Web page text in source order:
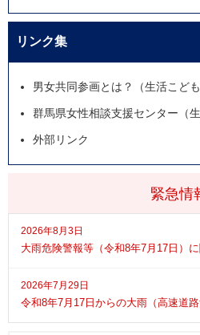
緊急情
2026年8月3日
大雨危険警報等（令和8年7月17日）
2026年7月29日
令和8年7月17日からの大雨（高速道路
リンク集
男女共同参画とは？（生活こども
群馬県女性相談支援センター（生
外部リンク